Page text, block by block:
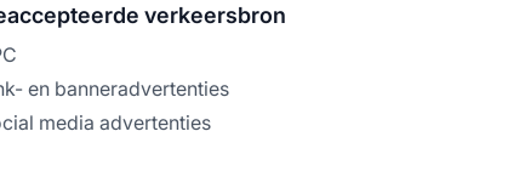
verkeersbron
en banneradvertenties
media advertenties